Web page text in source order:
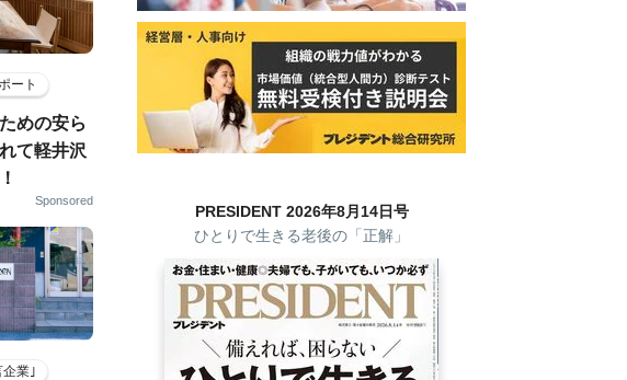
ート
めの安ら
て軽井沢
Sponsored
業｣
PRESIDENT 2026年8月14日号
ひとりで生きる老後の「正解」